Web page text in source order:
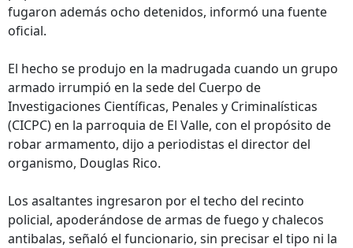
fugaron además ocho detenidos, informó una fuente
oficial.
El hecho se produjo en la madrugada cuando un grupo
armado irrumpió en la sede del Cuerpo de
Investigaciones Científicas, Penales y Criminalísticas
(CICPC) en la parroquia de El Valle, con el propósito de
robar armamento, dijo a periodistas el director del
organismo, Douglas Rico.
Los asaltantes ingresaron por el techo del recinto
policial, apoderándose de armas de fuego y chalecos
antibalas, señaló el funcionario, sin precisar el tipo ni la